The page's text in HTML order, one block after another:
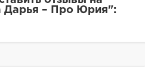
Дарья – Про Юрия":